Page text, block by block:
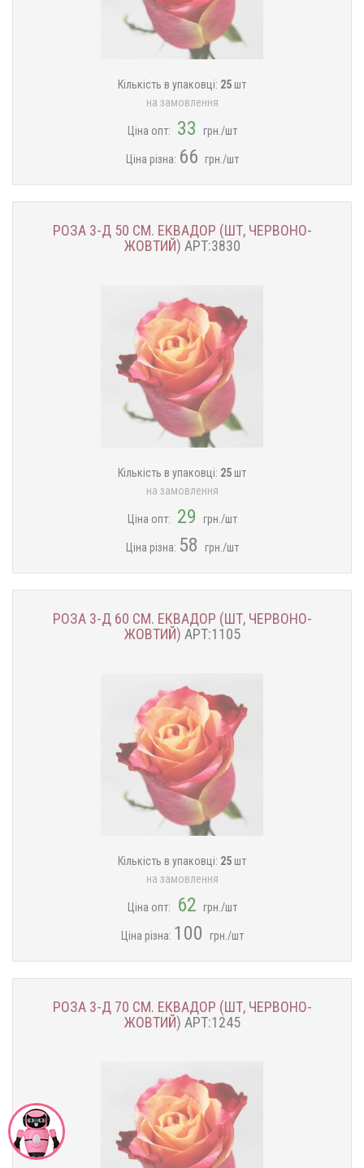
Кількість в упаковці: 25 шт
на замовлення
Ціна опт: 33 грн./шт
Ціна різна: 66 грн./шт
РОЗА 3-Д 50 СМ. ЕКВАДОР (ШТ, ЧЕРВОНО-
ЖОВТИЙ) АРТ:3830
Кількість в упаковці: 25 шт
на замовлення
Ціна опт: 29 грн./шт
Ціна різна: 58 грн./шт
РОЗА 3-Д 60 СМ. ЕКВАДОР (ШТ, ЧЕРВОНО-
ЖОВТИЙ) АРТ:1105
Кількість в упаковці: 25 шт
на замовлення
Ціна опт: 62 грн./шт
Ціна різна: 100 грн./шт
РОЗА 3-Д 70 СМ. ЕКВАДОР (ШТ, ЧЕРВОНО-
ЖОВТИЙ) АРТ:1245